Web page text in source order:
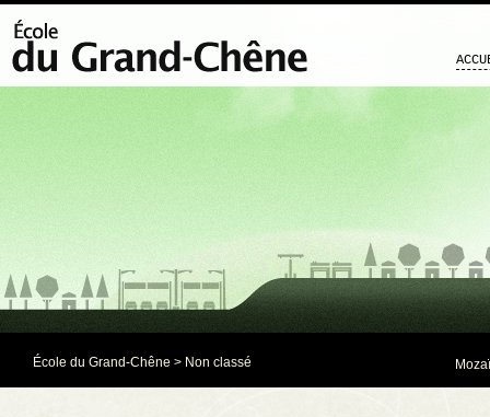
École du Grand-Chêne > Non classé